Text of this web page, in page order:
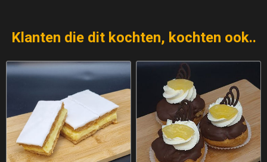
Klanten die dit kochten, kochten ook..